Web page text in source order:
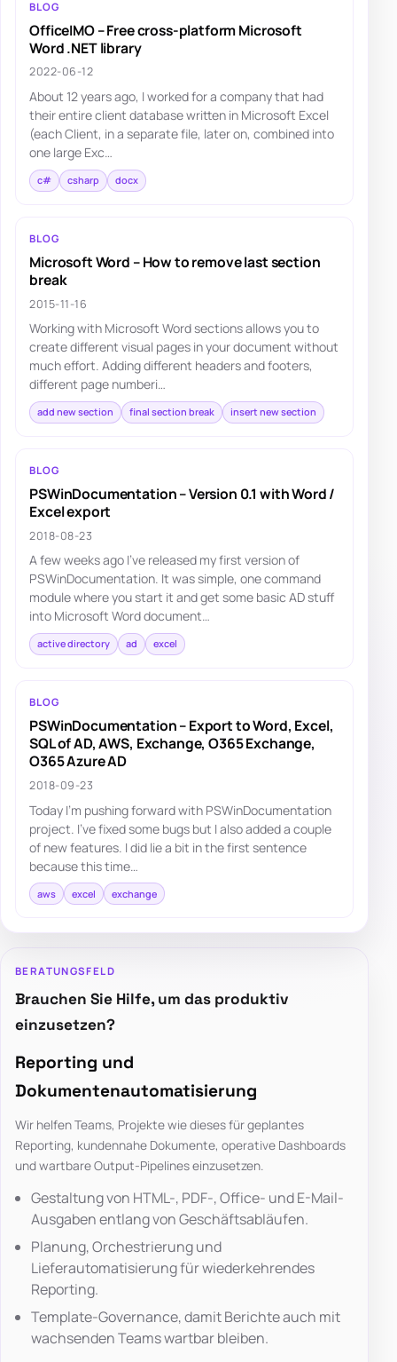
BLOG
OfficeIMO – Free cross-platform Microsoft
Word .NET library
2022-06-12
About 12 years ago, I worked for a company that had
their entire client database written in Microsoft Excel
(each Client, in a separate file, later on, combined into
one large Exc…
c# csharp docx
BLOG
Microsoft Word – How to remove last section
break
2015-11-16
Working with Microsoft Word sections allows you to
create different visual pages in your document without
much effort. Adding different headers and footers,
different page numberi…
add new section final section break insert new section
BLOG
PSWinDocumentation – Version 0.1 with Word /
Excel export
2018-08-23
A few weeks ago I've released my first version of
PSWinDocumentation. It was simple, one command
module where you start it and get some basic AD stuff
into Microsoft Word document…
active directory ad excel
BLOG
PSWinDocumentation – Export to Word, Excel,
SQL of AD, AWS, Exchange, O365 Exchange,
O365 Azure AD
2018-09-23
Today I'm pushing forward with PSWinDocumentation
project. I've fixed some bugs but I also added a couple
of new features. I did lie a bit in the first sentence
because this time…
aws excel exchange
BERATUNGSFELD
Brauchen Sie Hilfe, um das produktiv
einzusetzen?
Reporting und
Dokumentenautomatisierung
Wir helfen Teams, Projekte wie dieses für geplantes
Reporting, kundennahe Dokumente, operative Dashboards
und wartbare Output-Pipelines einzusetzen.
Gestaltung von HTML-, PDF-, Office- und E-Mail-
Ausgaben entlang von Geschäftsabläufen.
Planung, Orchestrierung und
Lieferautomatisierung für wiederkehrendes
Reporting.
Template-Governance, damit Berichte auch mit
wachsenden Teams wartbar bleiben.